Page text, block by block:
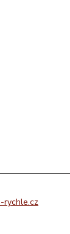
rychle.cz